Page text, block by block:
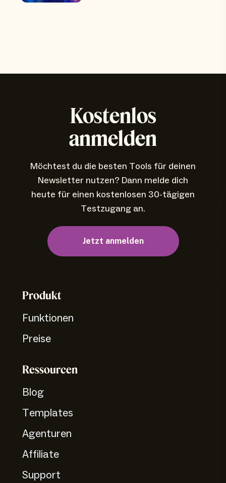
Kostenlos
anmelden
Möchtest du die besten Tools für deinen
Newsletter nutzen? Dann melde dich
heute für einen kostenlosen 30-tägigen
Testzugang an.
Jetzt anmelden
Produkt
Funktionen
Preise
Ressourcen
Blog
Templates
Agenturen
Affiliate
Support